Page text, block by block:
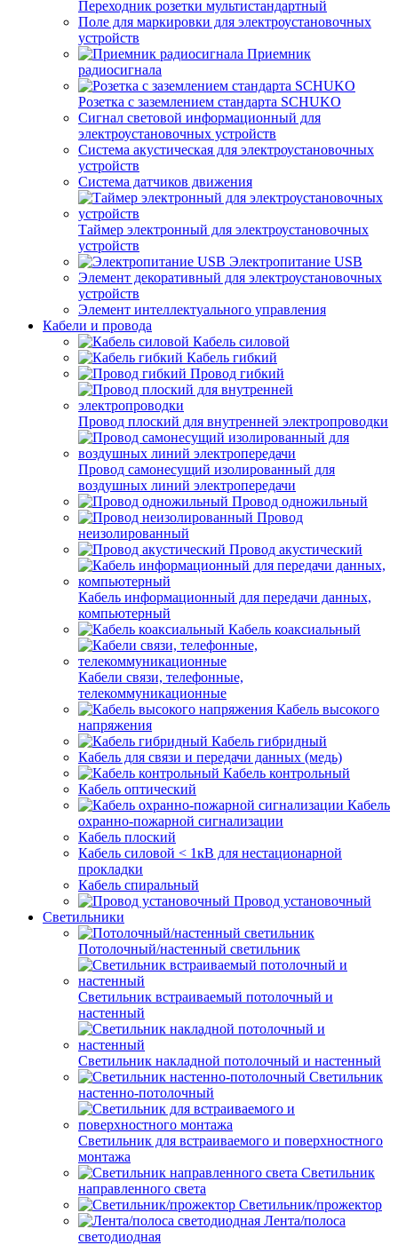
Переходник розетки мультистандартный
Поле для маркировки для электроустановочных
устройств
Приемник
радиосигнала
Розетка с заземлением стандарта SCHUKO
Сигнал световой информационный для
электроустановочных устройств
Система акустическая для электроустановочных
устройств
Система датчиков движения
Таймер электронный для электроустановочных
устройств
Электропитание USB
Элемент декоративный для электроустановочных
устройств
Элемент интеллектуального управления
Кабели и провода
Кабель силовой
Кабель гибкий
Провод гибкий
Провод плоский для внутренней электропроводки
Провод самонесущий изолированный для
воздушных линий электропередачи
Провод одножильный
Провод
неизолированный
Провод акустический
Кабель информационный для передачи данных,
компьютерный
Кабель коаксиальный
Кабели связи, телефонные,
телекоммуникационные
Кабель высокого
напряжения
Кабель гибридный
Кабель для связи и передачи данных (медь)
Кабель контрольный
Кабель оптический
Кабель
охранно-пожарной сигнализации
Кабель плоский
Кабель силовой < 1кВ для нестационарной
прокладки
Кабель спиральный
Провод установочный
Светильники
Потолочный/настенный светильник
Светильник встраиваемый потолочный и
настенный
Светильник накладной потолочный и настенный
Светильник
настенно-потолочный
Светильник для встраиваемого и поверхностного
монтажа
Светильник
направленного света
Светильник/прожектор
Лента/полоса
светодиодная